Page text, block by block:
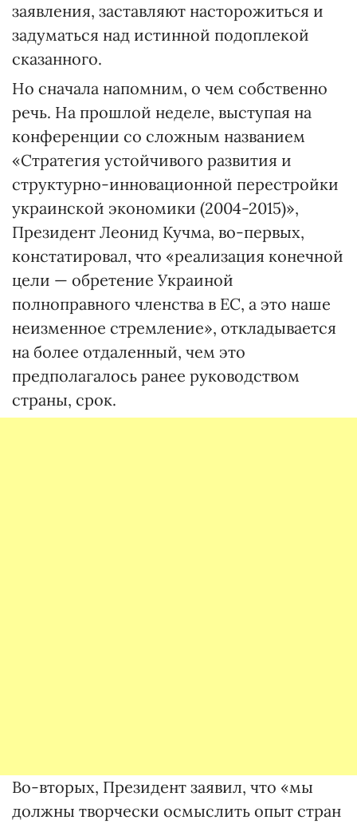
заявления, заставляют насторожиться и
задуматься над истинной подоплекой
сказанного.
Но сначала напомним, о чем собственно
речь. На прошлой неделе, выступая на
конференции со сложным названием
«Стратегия устойчивого развития и
структурно-инновационной перестройки
украинской экономики (2004-2015)»,
Президент Леонид Кучма, во-первых,
констатировал, что «реализация конечной
цели — обретение Украиной
полноправного членства в ЕС, а это наше
неизменное стремление», откладывается
на более отдаленный, чем это
предполагалось ранее руководством
страны, срок.
Во-вторых, Президент заявил, что «мы
должны творчески осмыслить опыт стран